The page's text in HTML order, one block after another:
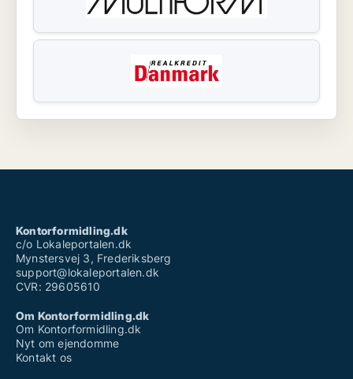
Kontorformidling.dk
c/o Lokaleportalen.dk
Mynstersvej 3, Frederiksberg
support@lokaleportalen.dk
CVR: 29605610
Om Kontorformidling.dk
Om Kontorformidling.dk
Nyt om ejendomme
Kontakt os